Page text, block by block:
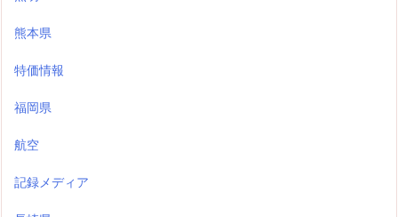
熊本県
特価情報
福岡県
航空
記録メディア